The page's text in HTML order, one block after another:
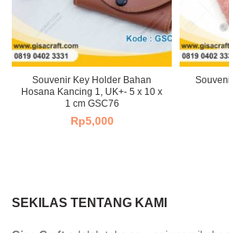
Souvenir Key Holder Bahan
Hosana Kancing 1, UK+- 5 x 10 x
1 cm GSC76
Rp5,000
SEKILAS TENTANG KAMI